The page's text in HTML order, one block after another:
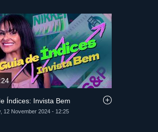
Índices: Invista Bem
12 November 2024 - 12:25